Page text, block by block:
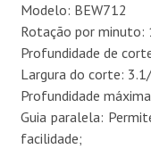
Modelo: BEW712
Rotação por minuto:
Profundidade de
Largura do corte:
Profundidade
Guia paralela:
facilidade;